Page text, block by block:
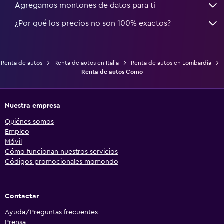
Agregamos montones de datos para ti
¿Por qué los precios no son 100% exactos?
Renta de autos Renta de autos en Italia
Renta de autos en Lombardía
Renta de autos Como
Nuestra empresa
Quiénes somos
Empleo
Móvil
Cómo funcionan nuestros servicios
Códigos promocionales momondo
Contactar
Ayuda/Preguntas frecuentes